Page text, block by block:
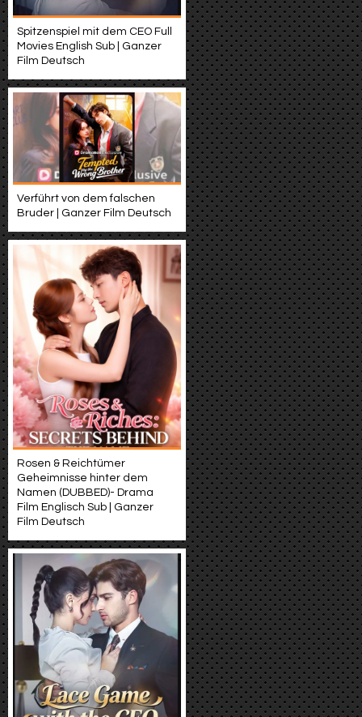
Spitzenspiel mit dem CEO Full
Movies English Sub | Ganzer
Film Deutsch
Verführt von dem falschen
Bruder | Ganzer Film Deutsch
Rosen & Reichtümer
Geheimnisse hinter dem
Namen (DUBBED)- Drama
Film Englisch Sub | Ganzer
Film Deutsch